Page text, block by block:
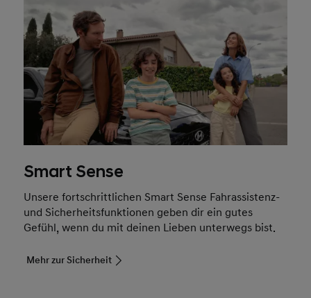
Smart Sense
Unsere fortschrittlichen Smart Sense Fahrassistenz-
und Sicherheitsfunktionen geben dir ein gutes
Gefühl, wenn du mit deinen Lieben unterwegs bist.
Mehr zur Sicherheit